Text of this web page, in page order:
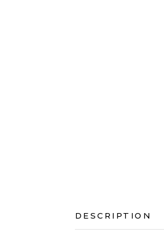
DESCRIPTION